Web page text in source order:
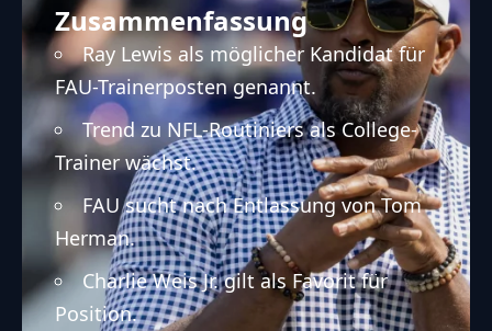
Zusammenfassung
Ray Lewis als möglicher Kandidat für
FAU-Trainerposten genannt.
Trend zu NFL-Routiniers als College-
Trainer wächst.
FAU sucht nach Entlassung von Tom
Herman.
Charlie Weis Jr. gilt als Favorit für
Position.